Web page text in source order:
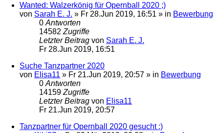
Wanted: Walzerkönig für Opernball 2020 ;)
von Sarah E. J. » Fr 28.Jun 2019, 16:51 » in Bewerbung
0 Antworten
14582 Zugriffe
Letzter Beitrag von Sarah E. J.
Fr 28.Jun 2019, 16:51
Suche Tanzpartner 2020
von Elisa11 » Fr 21.Jun 2019, 20:57 » in Bewerbung
0 Antworten
14159 Zugriffe
Letzter Beitrag von Elisa11
Fr 21.Jun 2019, 20:57
Tanzpartner für Opernball 2020 gesucht :)